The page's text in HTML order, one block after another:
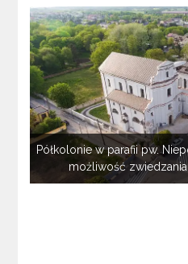
Półkolonie w parafii pw.
możliwość